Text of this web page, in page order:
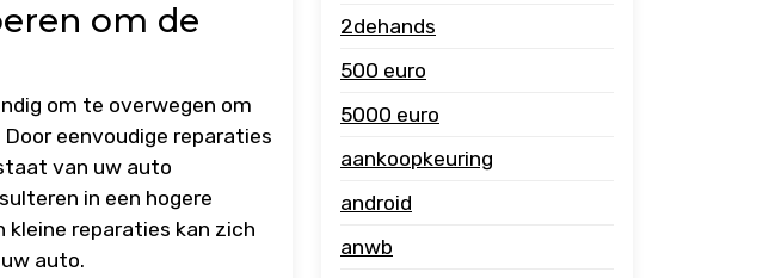
om de
om te overwegen om
eenvoudige reparaties
van uw auto
in een hogere
kleine reparaties kan zich
auto.
2dehands
500 euro
5000 euro
aankoopkeuring
android
anwb